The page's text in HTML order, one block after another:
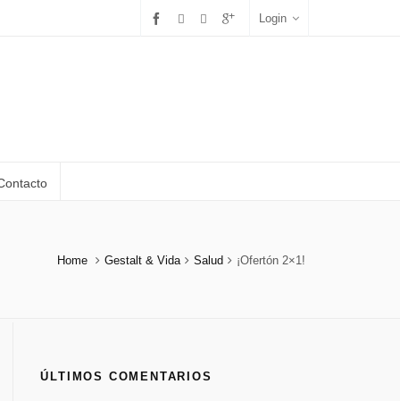
Login
Home Gestalt & Vida Salud ¡Ofertón 2×1!
ÚLTIMOS COMENTARIOS